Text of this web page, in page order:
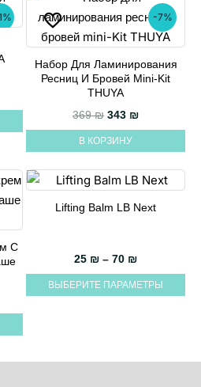
цена составляла 618 ₪.
цена: 429 ₪.
-7%
Набор Для Ламинирования
Ресниц И Бровей Mini-Kit
THUYA
369₪ 343 ₪Текущая
В КОРЗИНУ
С
Lifting Balm LB Next
25 ₪ – 70 ₪Диапазон
ВЫБЕРИТЕ ПАРАМЕТРЫ
вариаций.